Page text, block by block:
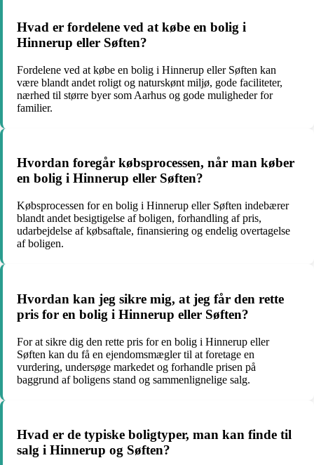
Hvad er fordelene ved at købe en bolig i
Hinnerup eller Søften?
Fordelene ved at købe en bolig i Hinnerup eller Søften kan
være blandt andet roligt og naturskønt miljø, gode faciliteter,
nærhed til større byer som Aarhus og gode muligheder for
familier.
Hvordan foregår købsprocessen, når man køber
en bolig i Hinnerup eller Søften?
Købsprocessen for en bolig i Hinnerup eller Søften indebærer
blandt andet besigtigelse af boligen, forhandling af pris,
udarbejdelse af købsaftale, finansiering og endelig overtagelse
af boligen.
Hvordan kan jeg sikre mig, at jeg får den rette
pris for en bolig i Hinnerup eller Søften?
For at sikre dig den rette pris for en bolig i Hinnerup eller
Søften kan du få en ejendomsmægler til at foretage en
vurdering, undersøge markedet og forhandle prisen på
baggrund af boligens stand og sammenlignelige salg.
Hvad er de typiske boligtyper, man kan finde til
salg i Hinnerup og Søften?